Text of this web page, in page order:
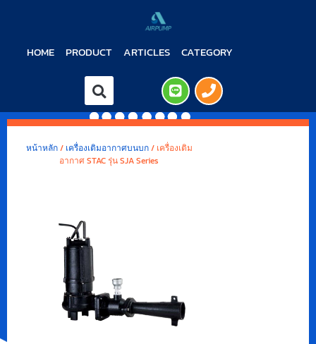
HOME PRODUCT ARTICLES CATEGORY
หน้าหลัก/ เครื่องเติมอากาศบนบก/ เครื่องเติม
อากาศ STAC รุ่น SJA Series